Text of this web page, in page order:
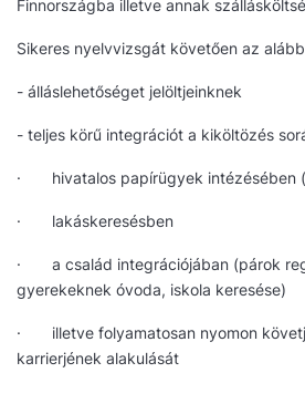
Finnországba illetve annak
Sikeres nyelvvizsgát követően az
- álláslehetőséget jelöltjeinknek
- teljes körű integrációt a kiköltözés
· hivatalos papírügyek intézésében
· lakáskeresésben
· a család integrációjában (párok
gyerekeknek óvoda, iskola keresése)
· illetve folyamatosan nyomon
karrierjének alakulását